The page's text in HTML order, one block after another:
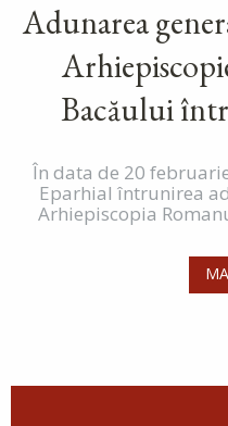
Adunarea
Bacăului
În data de 20
Eparhial întrunirea
Arhiepiscopia